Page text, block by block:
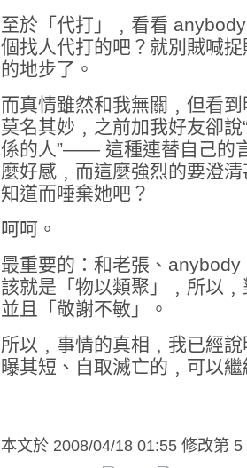
至於「代打」﹐看看
個找人代打的吧？就別賊喊
的地步了。
而真情雖然和我無關﹐但看
莫名其妙﹐之前加我好友卻
係的人”—— 這種連替自己的
麼好感﹐而這麼強烈的要澄
知道而唾棄她吧？
呵呵。
最重要的：和老張、
該就是「物以類聚」﹐所以
並且「敬謝不敏」。
所以﹐事情的真相﹐我已經
曝其短、自取滅亡的﹐可以繼
本文於 2008/04/18 01:55 修改第 5